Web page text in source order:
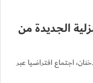
الجديدة من
اجتماع افتراضيا عبر